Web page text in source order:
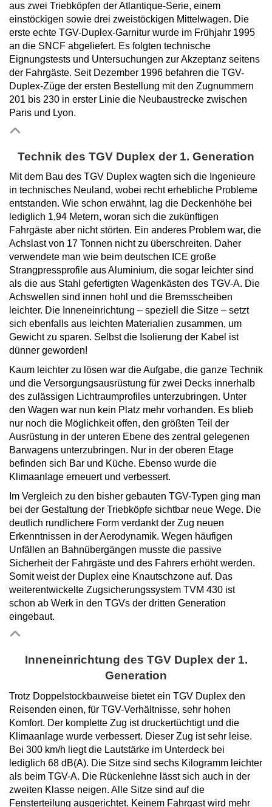
aus zwei Triebköpfen der Atlantique-Serie, einem
einstöckigen sowie drei zweistöckigen Mittelwagen. Die
erste echte TGV-Duplex-Garnitur wurde im Frühjahr 1995
an die SNCF abgeliefert. Es folgten technische
Eignungstests und Untersuchungen zur Akzeptanz seitens
der Fahrgäste. Seit Dezember 1996 befahren die TGV-
Duplex-Züge der ersten Bestellung mit den Zugnummern
201 bis 230 in erster Linie die Neubaustrecke zwischen
Paris und Lyon.
Technik des TGV Duplex der 1. Generation
Mit dem Bau des TGV Duplex wagten sich die Ingenieure
in technisches Neuland, wobei recht erhebliche Probleme
entstanden. Wie schon erwähnt, lag die Deckenhöhe bei
lediglich 1,94 Metern, woran sich die zukünftigen
Fahrgäste aber nicht störten. Ein anderes Problem war, die
Achslast von 17 Tonnen nicht zu überschreiten. Daher
verwendete man wie beim deutschen ICE große
Strangpressprofile aus Aluminium, die sogar leichter sind
als die aus Stahl gefertigten Wagenkästen des TGV-A. Die
Achswellen sind innen hohl und die Bremsscheiben
leichter. Die Inneneinrichtung – speziell die Sitze – setzt
sich ebenfalls aus leichten Materialien zusammen, um
Gewicht zu sparen. Selbst die Isolierung der Kabel ist
dünner geworden!
Kaum leichter zu lösen war die Aufgabe, die ganze Technik
und die Versorgungsausrüstung für zwei Decks innerhalb
des zulässigen Lichtraumprofiles unterzubringen. Unter
den Wagen war nun kein Platz mehr vorhanden. Es blieb
nur noch die Möglichkeit offen, den größten Teil der
Ausrüstung in der unteren Ebene des zentral gelegenen
Barwagens unterzubringen. Nur in der oberen Etage
befinden sich Bar und Küche. Ebenso wurde die
Klimaanlage erneuert und verbessert.
Im Vergleich zu den bisher gebauten TGV-Typen ging man
bei der Gestaltung der Triebköpfe sichtbar neue Wege. Die
deutlich rundlichere Form verdankt der Zug neuen
Erkenntnissen in der Aerodynamik. Wegen häufigen
Unfällen an Bahnübergängen musste die passive
Sicherheit der Fahrgäste und des Fahrers erhöht werden.
Somit weist der Duplex eine Knautschzone auf. Das
weiterentwickelte Zugsicherungssystem TVM 430 ist
schon ab Werk in den TGVs der dritten Generation
eingebaut.
Inneneinrichtung des TGV Duplex der 1.
Generation
Trotz Doppelstockbauweise bietet ein TGV Duplex den
Reisenden einen, für TGV-Verhältnisse, sehr hohen
Komfort. Der komplette Zug ist druckertüchtigt und die
Klimaanlage wurde verbessert. Dieser Zug ist sehr leise.
Bei 300 km/h liegt die Lautstärke im Unterdeck bei
lediglich 68 dB(A). Die Sitze sind sechs Kilogramm leichter
als beim TGV-A. Die Rückenlehne lässt sich auch in der
zweiten Klasse neigen. Alle Sitze sind auf die
Fensterteilung ausgerichtet. Keinem Fahrgast wird mehr